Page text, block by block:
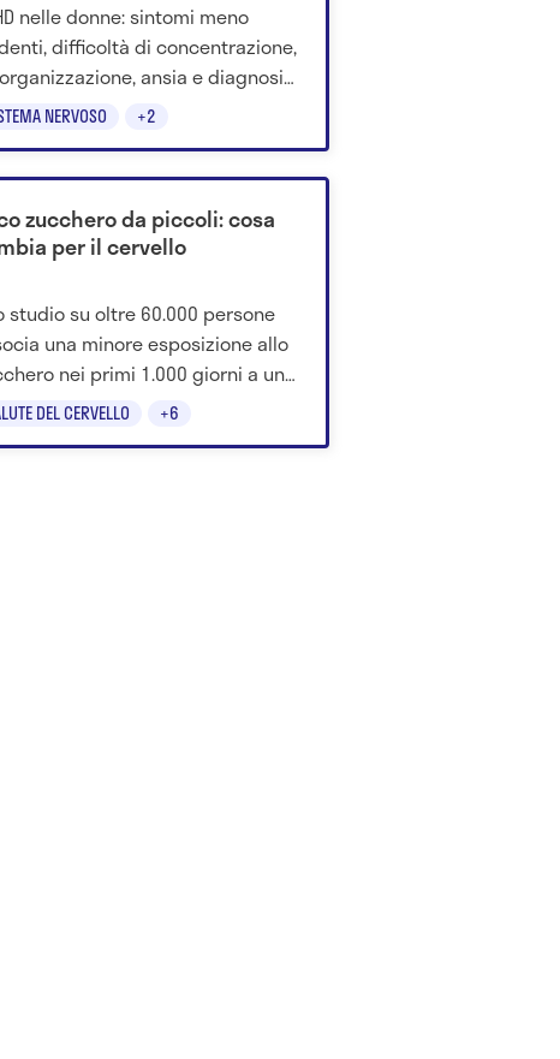
NERVOSO +2
nelle donne: sintomi meno
difficoltà di concentrazione,
ansia e diagnosi
riconosciuta in età adulta.
DEL CERVELLO +6
zucchero da piccoli: cosa
per il cervello
studio su oltre 60.000 persone
una minore esposizione allo
nei primi 1.000 giorni a un
più basso di Alzheimer,